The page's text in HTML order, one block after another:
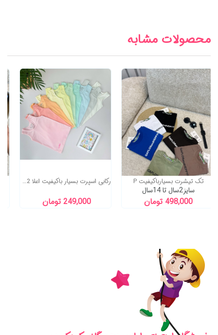
محصولات مشابه
رکابی اسپرت بسیار باکیفیت اعلا 2 سال تا 13 سال
249,000 تومان
تک تیشرت بسیارباکیفیت P
سایز2سال تا 14سال
498,000 تومان